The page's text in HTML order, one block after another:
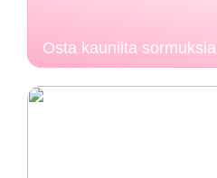
Osta kauniita sormuksia